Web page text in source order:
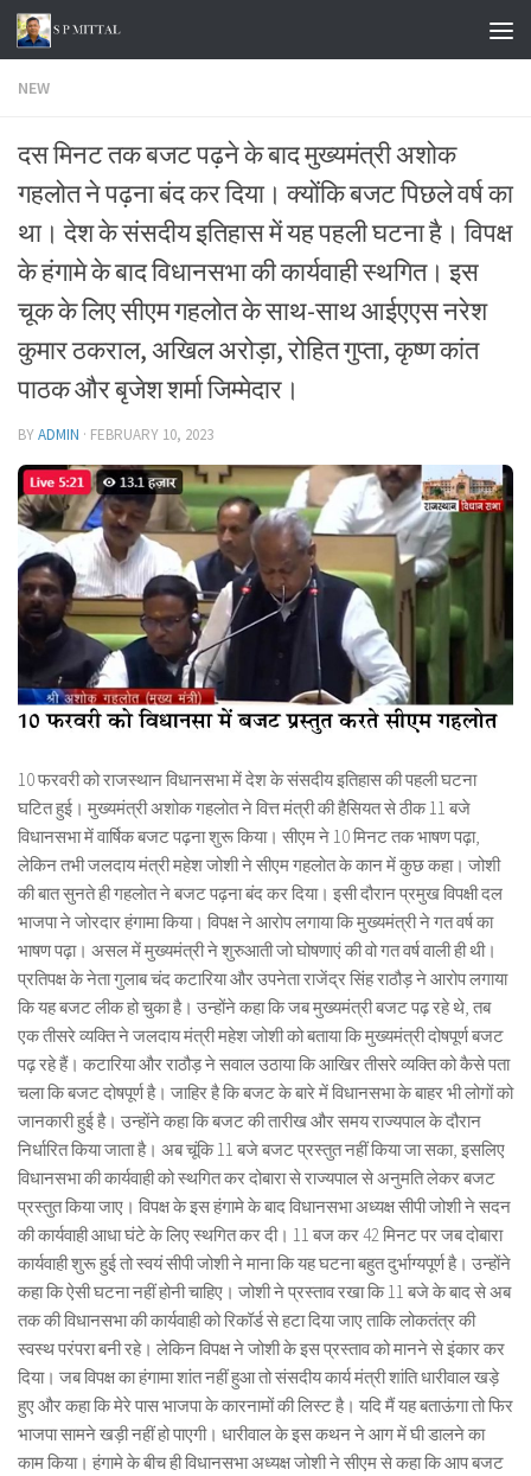
Skip to content
NEW
दस मिनट तक बजट पढ़ने के बाद मुख्यमंत्री अशोक
गहलोत ने पढ़ना बंद कर दिया। क्योंकि बजट पिछले वर्ष का
था। देश के संसदीय इतिहास में यह पहली घटना है। विपक्ष
के हंगामे के बाद विधानसभा की कार्यवाही स्थगित। इस
चूक के लिए सीएम गहलोत के साथ-साथ आईएएस नरेश
कुमार ठकराल, अखिल अरोड़ा, रोहित गुप्ता, कृष्ण कांत
पाठक और बृजेश शर्मा जिम्मेदार।
BYADMIN · FEBRUARY 10, 2023
10 फरवरी को राजस्थान विधानसभा में देश के संसदीय इतिहास की पहली घटना
घटित हुई। मुख्यमंत्री अशोक गहलोत ने वित्त मंत्री की हैसियत से ठीक 11 बजे
विधानसभा में वार्षिक बजट पढ़ना शुरू किया। सीएम ने 10 मिनट तक भाषण पढ़ा,
लेकिन तभी जलदाय मंत्री महेश जोशी ने सीएम गहलोत के कान में कुछ कहा। जोशी
की बात सुनते ही गहलोत ने बजट पढ़ना बंद कर दिया। इसी दौरान प्रमुख विपक्षी दल
भाजपा ने जोरदार हंगामा किया। विपक्ष ने आरोप लगाया कि मुख्यमंत्री ने गत वर्ष का
भाषण पढ़ा। असल में मुख्यमंत्री ने शुरुआती जो घोषणाएं की वो गत वर्ष वाली ही थी।
प्रतिपक्ष के नेता गुलाब चंद कटारिया और उपनेता राजेंद्र सिंह राठौड़ ने आरोप लगाया
कि यह बजट लीक हो चुका है। उन्होंने कहा कि जब मुख्यमंत्री बजट पढ़ रहे थे, तब
एक तीसरे व्यक्ति ने जलदाय मंत्री महेश जोशी को बताया कि मुख्यमंत्री दोषपूर्ण बजट
पढ़ रहे हैं। कटारिया और राठौड़ ने सवाल उठाया कि आखिर तीसरे व्यक्ति को कैसे पता
चला कि बजट दोषपूर्ण है। जाहिर है कि बजट के बारे में विधानसभा के बाहर भी लोगों को
जानकारी हुई है। उन्होंने कहा कि बजट की तारीख और समय राज्यपाल के दौरान
निर्धारित किया जाता है। अब चूंकि 11 बजे बजट प्रस्तुत नहीं किया जा सका, इसलिए
विधानसभा की कार्यवाही को स्थगित कर दोबारा से राज्यपाल से अनुमति लेकर बजट
प्रस्तुत किया जाए। विपक्ष के इस हंगामे के बाद विधानसभा अध्यक्ष सीपी जोशी ने सदन
की कार्यवाही आधा घंटे के लिए स्थगित कर दी। 11 बज कर 42 मिनट पर जब दोबारा
कार्यवाही शुरू हुई तो स्वयं सीपी जोशी ने माना कि यह घटना बहुत दुर्भाग्यपूर्ण है। उन्होंने
कहा कि ऐसी घटना नहीं होनी चाहिए। जोशी ने प्रस्ताव रखा कि 11 बजे के बाद से अब
तक की विधानसभा की कार्यवाही को रिकॉर्ड से हटा दिया जाए ताकि लोकतंत्र की
स्वस्थ परंपरा बनी रहे। लेकिन विपक्ष ने जोशी के इस प्रस्ताव को मानने से इंकार कर
दिया। जब विपक्ष का हंगामा शांत नहीं हुआ तो संसदीय कार्य मंत्री शांति धारीवाल खड़े
हुए और कहा कि मेरे पास भाजपा के कारनामों की लिस्ट है। यदि मैं यह बताऊंगा तो फिर
भाजपा सामने खड़ी नहीं हो पाएगी। धारीवाल के इस कथन ने आग में घी डालने का
काम किया। हंगामे के बीच ही विधानसभा अध्यक्ष जोशी ने सीएम से कहा कि आप बजट